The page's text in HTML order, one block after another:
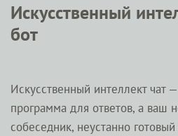
Искусственный
бот
Искусственный интеллект чат
программа для ответов, а ваш
собеседник, неустанно